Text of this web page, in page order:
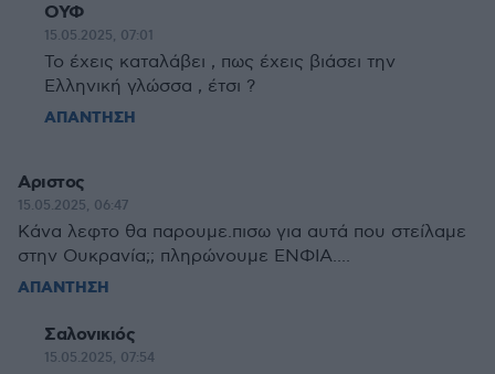
ΟΥΦ
15.05.2025, 07:01
Το έχεις καταλάβει , πως έχεις βιάσει την
Ελληνική γλώσσα , έτσι ?
ΑΠΑΝΤΗΣΗ
Αριστος
15.05.2025, 06:47
Κάνα λεφτο θα παρουμε.πισω για αυτά που στείλαμε
στην Ουκρανία;; πληρώνουμε ΕΝΦΙΑ....
ΑΠΑΝΤΗΣΗ
Σαλονικιός
15.05.2025, 07:54